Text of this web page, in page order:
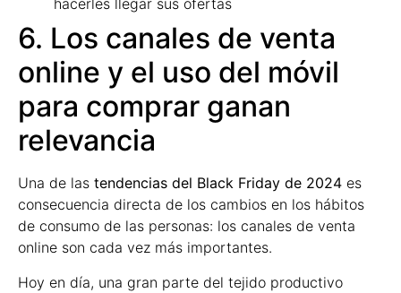
hacerles llegar sus ofertas
6. Los canales de venta
online y el uso del móvil
para comprar ganan
relevancia
Una de las tendencias del Black Friday de 2024 es
consecuencia directa de los cambios en los hábitos
de consumo de las personas: los canales de venta
online son cada vez más importantes.
Hoy en día, una gran parte del tejido productivo